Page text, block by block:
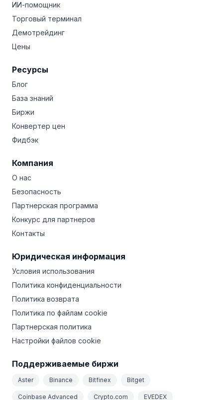
ИИ-помощник
Торговый терминал
Демотрейдинг
Цены
Ресурсы
Блог
База знаний
Биржи
Конвертер цен
Фидбэк
Компания
О нас
Безопасность
Партнерская программа
Конкурс для партнеров
Контакты
Юридическая информация
Условия использования
Политика конфиденциальности
Политика возврата
Политика по файлам cookie
Партнерская политика
Настройки файлов cookie
Поддерживаемые биржи
Aster Binance Bitfinex Bitget
Coinbase Advanced Crypto.com EVEDEX